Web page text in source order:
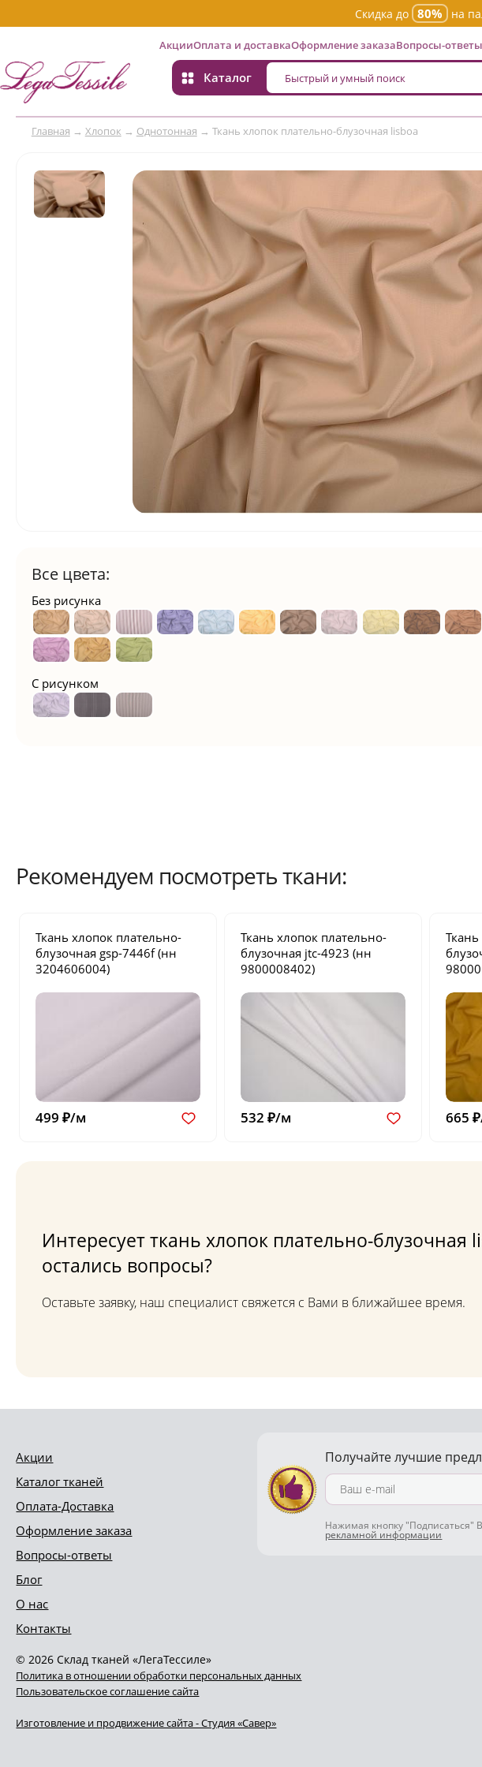
Скидка до 80% на
АкцииОплата и доставкаОформление заказаВопросы-ответы
Каталог
Главная → Хлопок → Однотонная → Ткань хлопок плательно-блузочная lisboa
Все цвета:
Без рисунка
С рисунком
Рекомендуем посмотреть ткани:
Ткань хлопок плательно-
блузочная gsp-7446f(нн
3204606004)
499 ₽/м
Ткань хлопок плательно-
блузочная jtc-4923 (нн
9800008402)
532 ₽/м 665
Интересует ткань хлопок плательно-блузочная
остались вопросы?
Оставьте заявку, наш специалист свяжется с Вами в ближайшее время.
Акции
Каталог тканей
Оплата-Доставка
Оформление заказа
Вопросы-ответы
Блог
О нас
Контакты
Получайте лучшие
Нажимая кнопку "Подписаться"
рекламной информации
© 2026 Склад тканей «ЛегаТессиле»
Политика в отношении обработки персональных данных
Пользовательское соглашение сайта
Изготовление и продвижение сайта - Студия «Савер»